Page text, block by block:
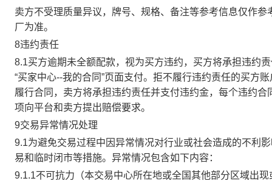
卖方不受理质量异议，牌号、规格、备注等参考信息仅作
厂为准。
8违约责任
8.1买方逾期未全额配款，视为买方违约，买方将承担违约
“买家中心--我的合同”页面支付。拒不履行违约责任的买方
履行合同，卖方将承担违约责任并支付违约金，每个违约
项向平台和卖方提出赔偿要求。
9交易异常情况处理
9.1为避免交易过程中因异常情况对行业或社会造成的不利
易和临时闭市等措施。异常情况包含如下内容：
9.1.1不可抗力（本交易中心所在地或全国其他部分区域出